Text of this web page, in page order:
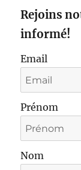
Rejoins
informé!
Email
Prénom
Nom